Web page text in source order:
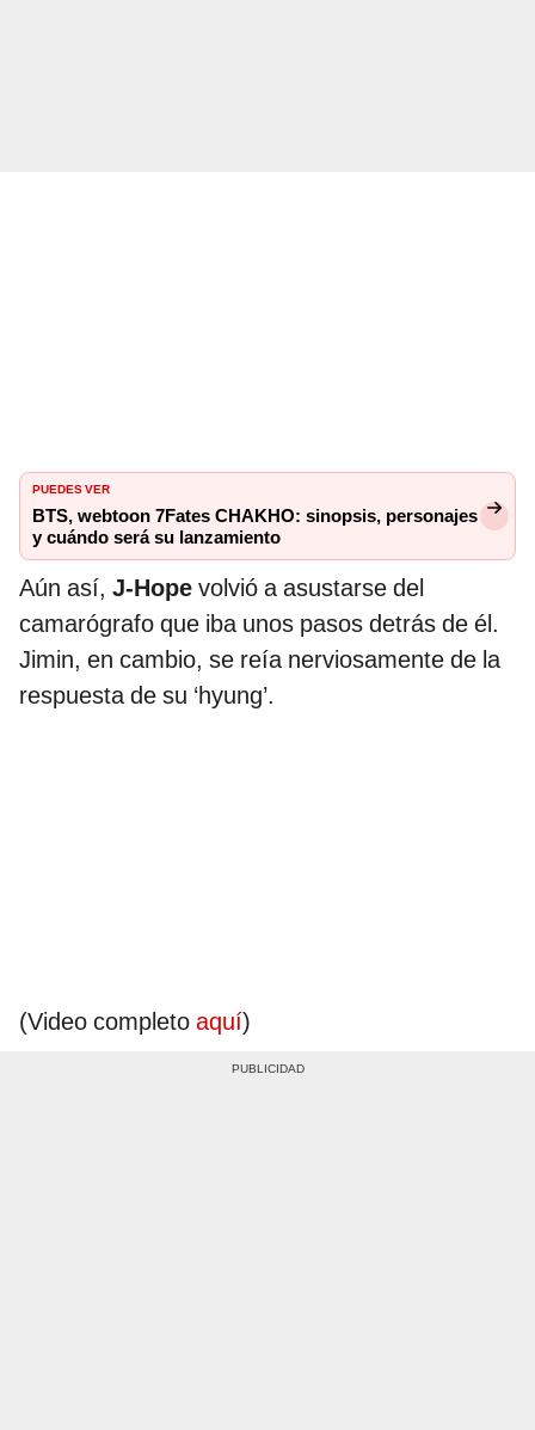
PUEDES VER
BTS, webtoon 7Fates CHAKHO: sinopsis, personajes
y cuándo será su lanzamiento
Aún así, J-Hope volvió a asustarse del
camarógrafo que iba unos pasos detrás de él.
Jimin, en cambio, se reía nerviosamente de la
respuesta de su ‘hyung’.
(Video completo aquí)